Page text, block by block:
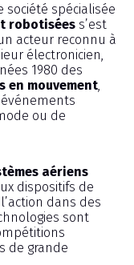
société spécialisée
robotisées s’est
acteur reconnu à
électronicien,
1980 des
en mouvement
ou de
aériens
dispositifs de
dans des
sont
de grande